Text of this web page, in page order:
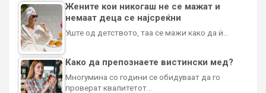
Жените кои никогаш не се мажат и
немаат деца се најсреќни
Уште од детството, таа се мажи како да ѝ…
Како да препознаете вистински мед?
Многумина со години се обидуваат да го
проверат квалитетот…